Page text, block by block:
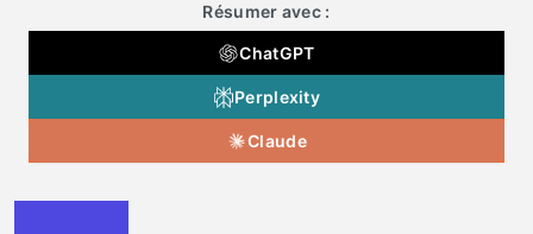
Résumer avec :
ChatGPT
Perplexity
Claude